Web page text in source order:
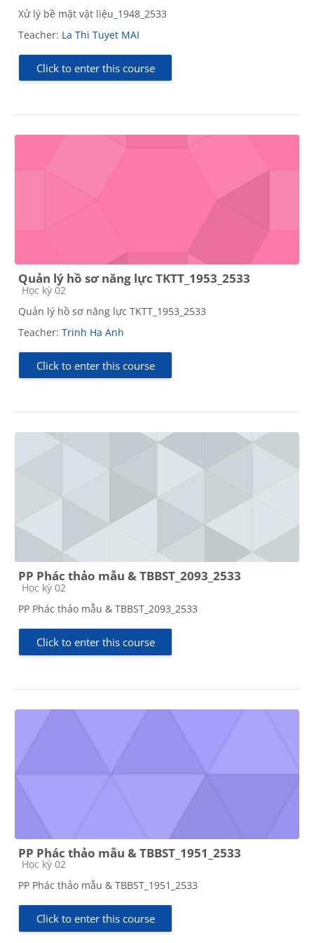
Xử lý bề mặt vật liệu_1948_2533
Teacher: La Thi Tuyet MAI
Click to enter this course
Quản lý hồ sơ năng lực TKTT_1953_2533
Course category
Học kỳ 02
Quản lý hồ sơ năng lực TKTT_1953_2533
Teacher: Trinh Ha Anh
Click to enter this course
PP Phác thảo mẫu & TBBST_2093_2533
Course category
Học kỳ 02
PP Phác thảo mẫu & TBBST_2093_2533
Click to enter this course
PP Phác thảo mẫu & TBBST_1951_2533
Course category
Học kỳ 02
PP Phác thảo mẫu & TBBST_1951_2533
Click to enter this course